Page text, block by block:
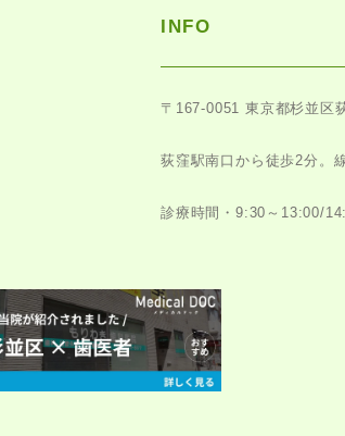
INFO
〒167-0051 東京都杉並区
荻窪駅南口から徒歩2分。
診療時間・9:30～13:00/